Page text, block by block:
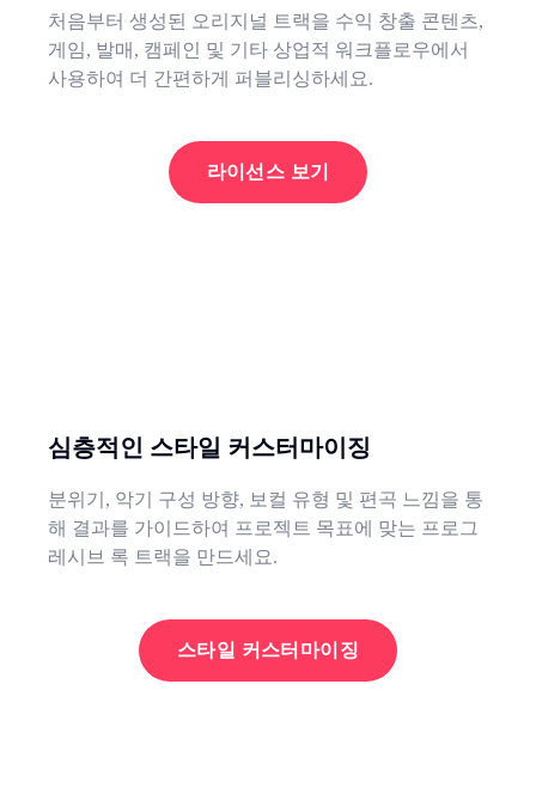
처음부터 생성된 오리지널 트랙을 수익 창출 콘텐츠,
게임, 발매, 캠페인 및 기타 상업적 워크플로우에서
사용하여 더 간편하게 퍼블리싱하세요.
라이선스 보기
심층적인 스타일 커스터마이징
분위기, 악기 구성 방향, 보컬 유형 및 편곡 느낌을 통
해 결과를 가이드하여 프로젝트 목표에 맞는 프로그
레시브 록 트랙을 만드세요.
스타일 커스터마이징